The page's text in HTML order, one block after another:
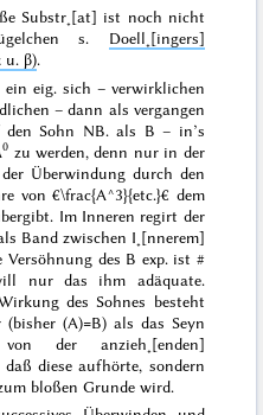
Substr˖[at] ist noch nicht
s. Doell˖[ingers]
u. β).
ein eig. sich – verwirklichen
– dann als vergangen
den Sohn NB. als B – in’s
0 zu werden, denn nur in der
Überwindung durch den
von €\frac{A^3}{etc.}€ dem
Im Inneren regirt der
Band zwischen I˖[nnerem]
Versöhnung des B exp. ist #
nur das ihm adäquate.
des Sohnes besteht
(A)=B) als das Seyn
der anzieh˖[enden]
diese aufhörte, sondern
bloßen Grunde wird.